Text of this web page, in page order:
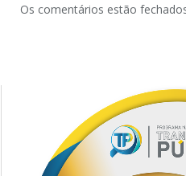
Os comentários estão